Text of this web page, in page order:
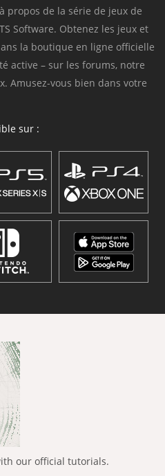
propos de la série de jeux de
Software. Obtenez les jeux et
la boutique en ligne officielle
active – sur les forums, notre
Amusez-vous bien dans votre
sur :
our official tutorials.